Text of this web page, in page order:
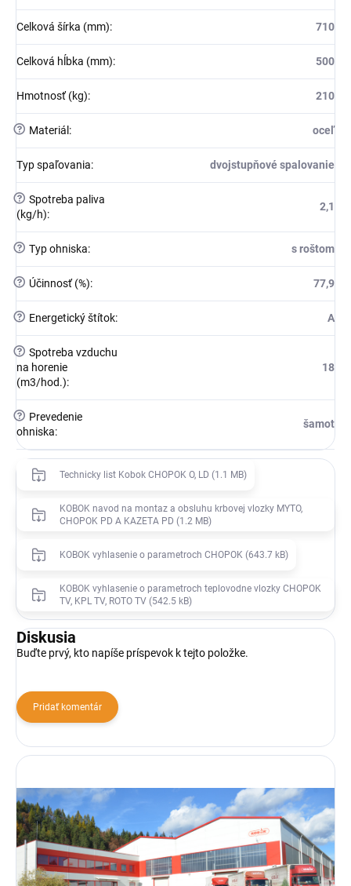
Celková šírka (mm): 710
Celková hĺbka (mm): 500
Hmotnosť (kg): 210
? Materiál : oceľ
Typ spaľovania: dvojstupňové spalovanie
? Spotreba paliva
(kg/h):
2,1
? Typ ohniska: s roštom
? Účinnosť (%): 77,9
? Energetický štítok: A
? Spotreba vzduchu
na horenie
(m3/hod.):
18
?
Prevedenie
ohniska:
šamot
Technicky list Kobok CHOPOK O, LD (1.1 MB)
KOBOK navod na montaz a obsluhu krbovej vlozky MYTO,
CHOPOK PD A KAZETA PD (1.2 MB)
KOBOK vyhlasenie o parametroch CHOPOK (643.7 kB)
KOBOK vyhlasenie o parametroch teplovodne vlozky CHOPOK
TV, KPL TV, ROTO TV (542.5 kB)
Diskusia
Buďte prvý, kto napíše príspevok k tejto položke.
Pridať komentár